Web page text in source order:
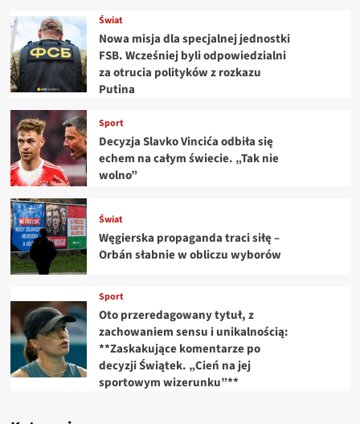
Świat
Nowa misja dla specjalnej jednostki
FSB. Wcześniej byli odpowiedzialni
za otrucia polityków z rozkazu
Putina
Sport
Decyzja Slavko Vincića odbiła się
echem na całym świecie. „Tak nie
wolno”
Świat
Węgierska propaganda traci siłę –
Orbán słabnie w obliczu wyborów
Sport
Oto przeredagowany tytuł, z
zachowaniem sensu i unikalnością:
**Zaskakujące komentarze po
decyzji Świątek. „Cień na jej
sportowym wizerunku”**